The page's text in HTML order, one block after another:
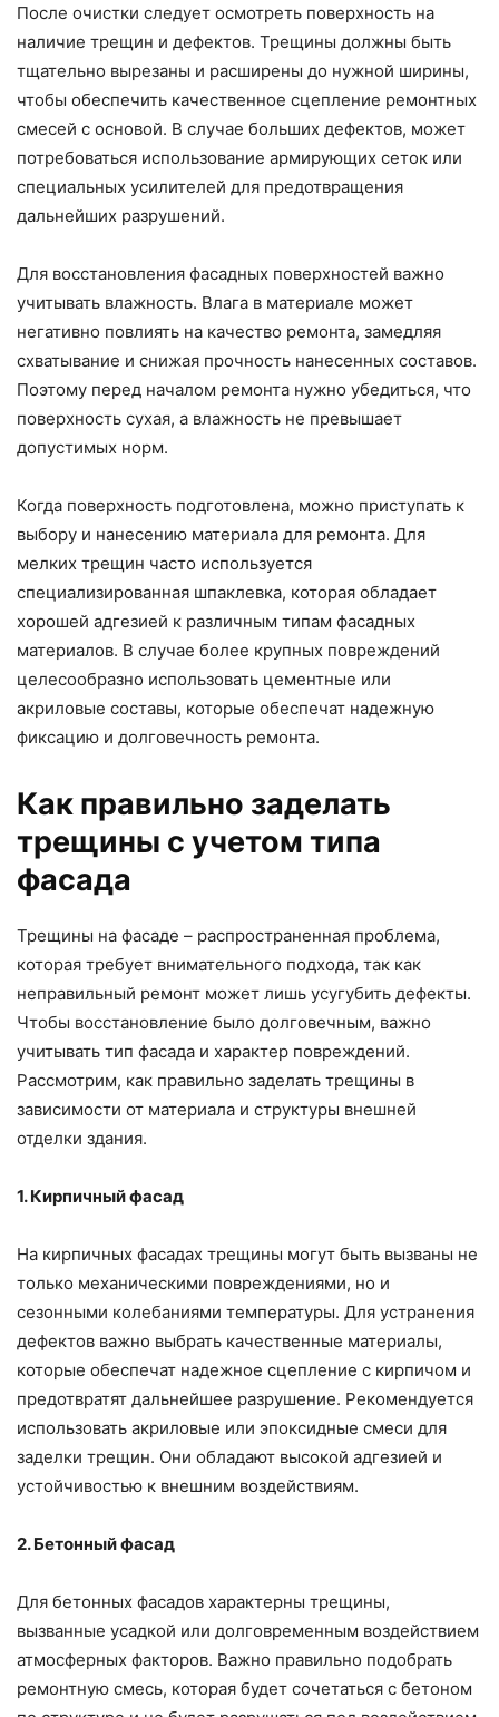
После очистки следует осмотреть поверхность на
наличие трещин и дефектов. Трещины должны быть
тщательно вырезаны и расширены до нужной ширины,
чтобы обеспечить качественное сцепление ремонтных
смесей с основой. В случае больших дефектов, может
потребоваться использование армирующих сеток или
специальных усилителей для предотвращения
дальнейших разрушений.
Для восстановления фасадных поверхностей важно
учитывать влажность. Влага в материале может
негативно повлиять на качество ремонта, замедляя
схватывание и снижая прочность нанесенных составов.
Поэтому перед началом ремонта нужно убедиться, что
поверхность сухая, а влажность не превышает
допустимых норм.
Когда поверхность подготовлена, можно приступать к
выбору и нанесению материала для ремонта. Для
мелких трещин часто используется
специализированная шпаклевка, которая обладает
хорошей адгезией к различным типам фасадных
материалов. В случае более крупных повреждений
целесообразно использовать цементные или
акриловые составы, которые обеспечат надежную
фиксацию и долговечность ремонта.
Как правильно заделать
трещины с учетом типа
фасада
Трещины на фасаде – распространенная проблема,
которая требует внимательного подхода, так как
неправильный ремонт может лишь усугубить дефекты.
Чтобы восстановление было долговечным, важно
учитывать тип фасада и характер повреждений.
Рассмотрим, как правильно заделать трещины в
зависимости от материала и структуры внешней
отделки здания.
1. Кирпичный фасад
На кирпичных фасадах трещины могут быть вызваны не
только механическими повреждениями, но и
сезонными колебаниями температуры. Для устранения
дефектов важно выбрать качественные материалы,
которые обеспечат надежное сцепление с кирпичом и
предотвратят дальнейшее разрушение. Рекомендуется
использовать акриловые или эпоксидные смеси для
заделки трещин. Они обладают высокой адгезией и
устойчивостью к внешним воздействиям.
2. Бетонный фасад
Для бетонных фасадов характерны трещины,
вызванные усадкой или долговременным воздействием
атмосферных факторов. Важно правильно подобрать
ремонтную смесь, которая будет сочетаться с бетоном